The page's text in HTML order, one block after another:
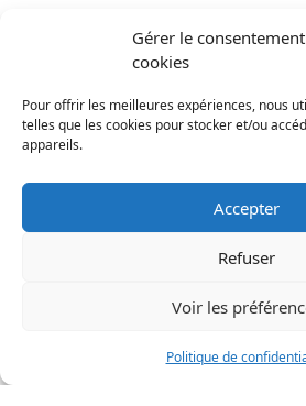
Gérer le
cookies
Pour offrir les meilleures expériences, nous
telles que les cookies pour stocker et/ou
appareils.
Accepter
Refuser
Voir les
Politique de
134 rue
(418)
Montréal: (514)
Drummondville:(819)
Gatineau:(873)